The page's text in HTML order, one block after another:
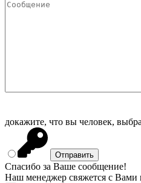
докажите, что вы человек,
Спасибо за Ваше сообщение!
Наш менеджер свяжется с Вами